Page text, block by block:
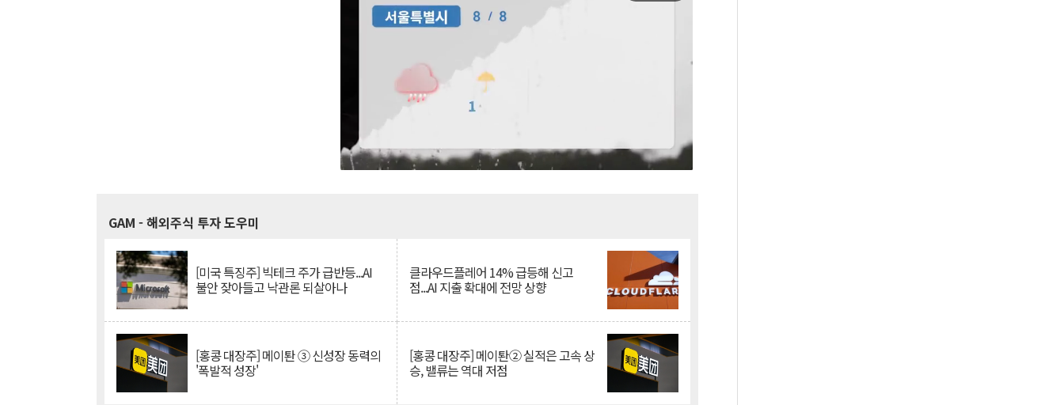
GAM - 해외주식 투자 도우미
[미국 특징주] 빅테크 주가 급반등...AI
불안 잦아들고 낙관론 되살아나
클라우드플레어 14% 급등해 신고
점...AI 지출 확대에 전망 상향
[홍콩 대장주] 메이퇀 ③ 신성장 동력의
'폭발적 성장'
[홍콩 대장주] 메이퇀② 실적은 고속 상
승, 밸류는 역대 저점